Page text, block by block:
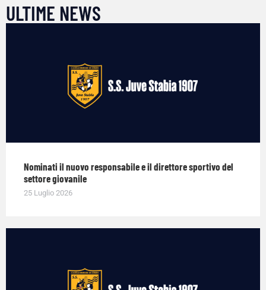
ULTIME NEWS
Nominati il nuovo responsabile e il direttore sportivo del
settore giovanile
25 Luglio 2026